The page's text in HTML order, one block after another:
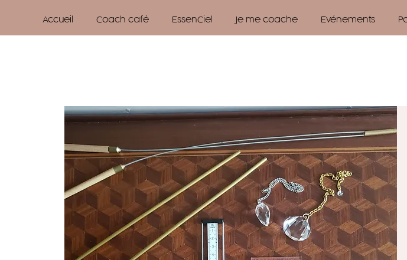
Accueil Coach café EssenCiel Je me coache Evénements